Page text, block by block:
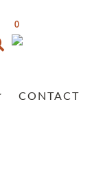
0
CONTACT